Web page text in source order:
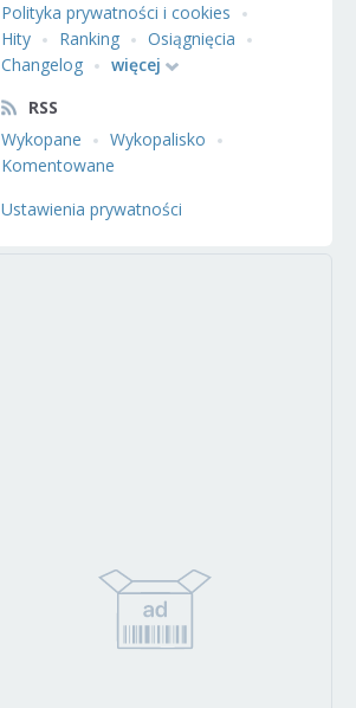
Polityka prywatności i cookies
Hity
Ranking
Osiągnięcia
Changelog
więcej
RSS
Wykopane
Wykopalisko
Komentowane
Ustawienia prywatności